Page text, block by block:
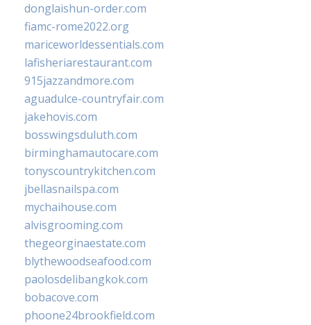
donglaishun-order.com
fiamc-rome2022.org
mariceworldessentials.com
lafisheriarestaurant.com
915jazzandmore.com
aguadulce-countryfair.com
jakehovis.com
bosswingsduluth.com
birminghamautocare.com
tonyscountrykitchen.com
jbellasnailspa.com
mychaihouse.com
alvisgrooming.com
thegeorginaestate.com
blythewoodseafood.com
paolosdelibangkok.com
bobacove.com
phoone24brookfield.com